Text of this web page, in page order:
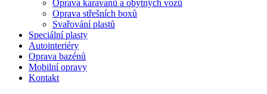
Oprava karavanů a obytných vozů
Oprava střešních boxů
Svařování plastů
Speciální plasty
Autointeriéry
Oprava bazénů
Mobilní opravy
Kontakt